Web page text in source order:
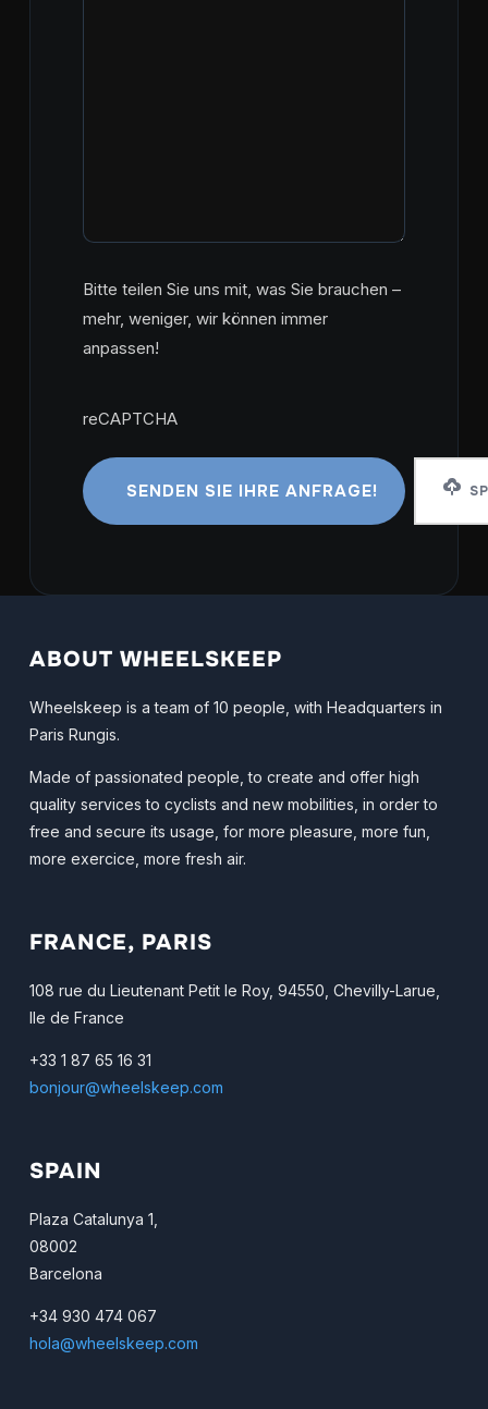
Bitte teilen Sie uns mit, was Sie brauchen –
mehr, weniger, wir können immer
anpassen!
reCAPTCHA
ABOUT WHEELSKEEP
Wheelskeep is a team of 10 people, with Headquarters in
Paris Rungis.
Made of passionated people, to create and offer high
quality services to cyclists and new mobilities, in order to
free and secure its usage, for more pleasure, more fun,
more exercice, more fresh air.
FRANCE, PARIS
108 rue du Lieutenant Petit le Roy, 94550, Chevilly-Larue,
Ile de France
+33 1 87 65 16 31
bonjour@wheelskeep.com
SPAIN
Plaza Catalunya 1,
08002
Barcelona
+34 930 474 067
hola@wheelskeep.com